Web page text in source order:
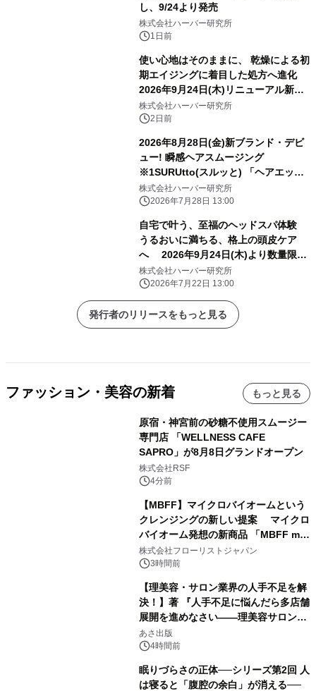
し、9/24より発売
株式会社ハーバー研究所
1日前
使い心地はそのままに、 乾燥による初
期エイジングに着目した処方へ進化
2026年9月24日(木)リニューアル新発
売！ ハリ・つや満ちる、3D成分※1配
合のジェルクリーム 『モイスチャーエ
株式会社ハーバー研究所
2日前
2026年8月28日(金)新ブランド・デビ
ュー! 瞬感ヘアスムージング
※1SURUtto(スルッと) 「ヘアエッセ
ンスオイル」「ヘアトリートメントミ
スト」 全国のロフト※2・PLAZA※2
株式会社ハーバー研究所
2026年7月28日 13:00
自宅で叶う、至福のヘッドスパ体験
うるおいに満ちる、格上の頭皮ケア
へ 2026年9月24日(木)より数量限定
発売！ 『地肌マッサージクレンズ』
株式会社ハーバー研究所
2026年7月22日 13:00
発行者のリリースをもっと見る
ファッション・美容の新着 もっと見る
原宿・神宮前の砂糖不使用スムージー
専門店 「WELLNESS CAFE
SAPRO」が8月8日グランドオープン
株式会社RSF
4分前
【MBFF】マイクロバイオームという
クレンジングの新しい提案 マイクロ
バイオーム発想の新商品 「MBFF mb
クレンジングPRO」を2026年8月6日
発売
株式会社フローリストジャパン
3時間前
【理美容・サロン業界の人手不足を解
決！】著 『人手不足に悩んだら多店舗
展開を進めなさい――理美容サロン
「多店舗展開」の教科書』2026年8月
24日（月）発売
あさ出版
4時間前
眠りづらさの正体──シリーズ第2回 人
は寝ると「腹腔の余白」が消える──